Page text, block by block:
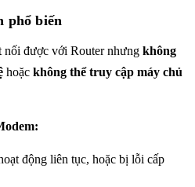
phổ biến
được với Router nhưng không
hoặc không thể truy cập máy chủ
động liên tục, hoặc bị lỗi cấp